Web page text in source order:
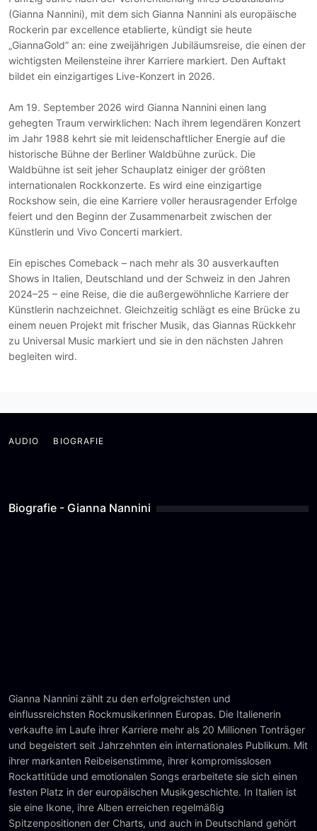
e
f
e
.
(Gianna Nannini), mit dem sich Gianna Nannini als europäische
Rockerin par excellence etablierte, kündigt sie heute
„GiannaGold” an: eine zweijährigen Jubiläumsreise, die einen der
wichtigsten Meilensteine ihrer Karriere markiert. Den Auftakt
bildet ein einzigartiges Live-Konzert in 2026.
Am 19. September 2026 wird Gianna Nannini einen lang
gehegten Traum verwirklichen: Nach ihrem legendären Konzert
im Jahr 1988 kehrt sie mit leidenschaftlicher Energie auf die
historische Bühne der Berliner Waldbühne zurück. Die
Waldbühne ist seit jeher Schauplatz einiger der größten
internationalen Rockkonzerte. Es wird eine einzigartige
Rockshow sein, die eine Karriere voller herausragender Erfolge
feiert und den Beginn der Zusammenarbeit zwischen der
Künstlerin und Vivo Concerti markiert.
Ein episches Comeback – nach mehr als 30 ausverkauften
Shows in Italien, Deutschland und der Schweiz in den Jahren
2024–25 – eine Reise, die die außergewöhnliche Karriere der
Künstlerin nachzeichnet. Gleichzeitig schlägt es eine Brücke zu
einem neuen Projekt mit frischer Musik, das Giannas Rückkehr
zu Universal Music markiert und sie in den nächsten Jahren
begleiten wird.
AUDIO BIOGRAFIE
Biografie - Gianna Nannini
Gianna Nannini zählt zu den erfolgreichsten und
einflussreichsten Rockmusikerinnen Europas. Die Italienerin
verkaufte im Laufe ihrer Karriere mehr als 20 Millionen Tonträger
und begeistert seit Jahrzehnten ein internationales Publikum. Mit
ihrer markanten Reibeisenstimme, ihrer kompromisslosen
Rockattitüde und emotionalen Songs erarbeitete sie sich einen
festen Platz in der europäischen Musikgeschichte. In Italien ist
sie eine Ikone, ihre Alben erreichen regelmäßig
Spitzenpositionen der Charts, und auch in Deutschland gehört